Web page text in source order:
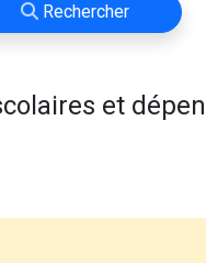
Rechercher
et